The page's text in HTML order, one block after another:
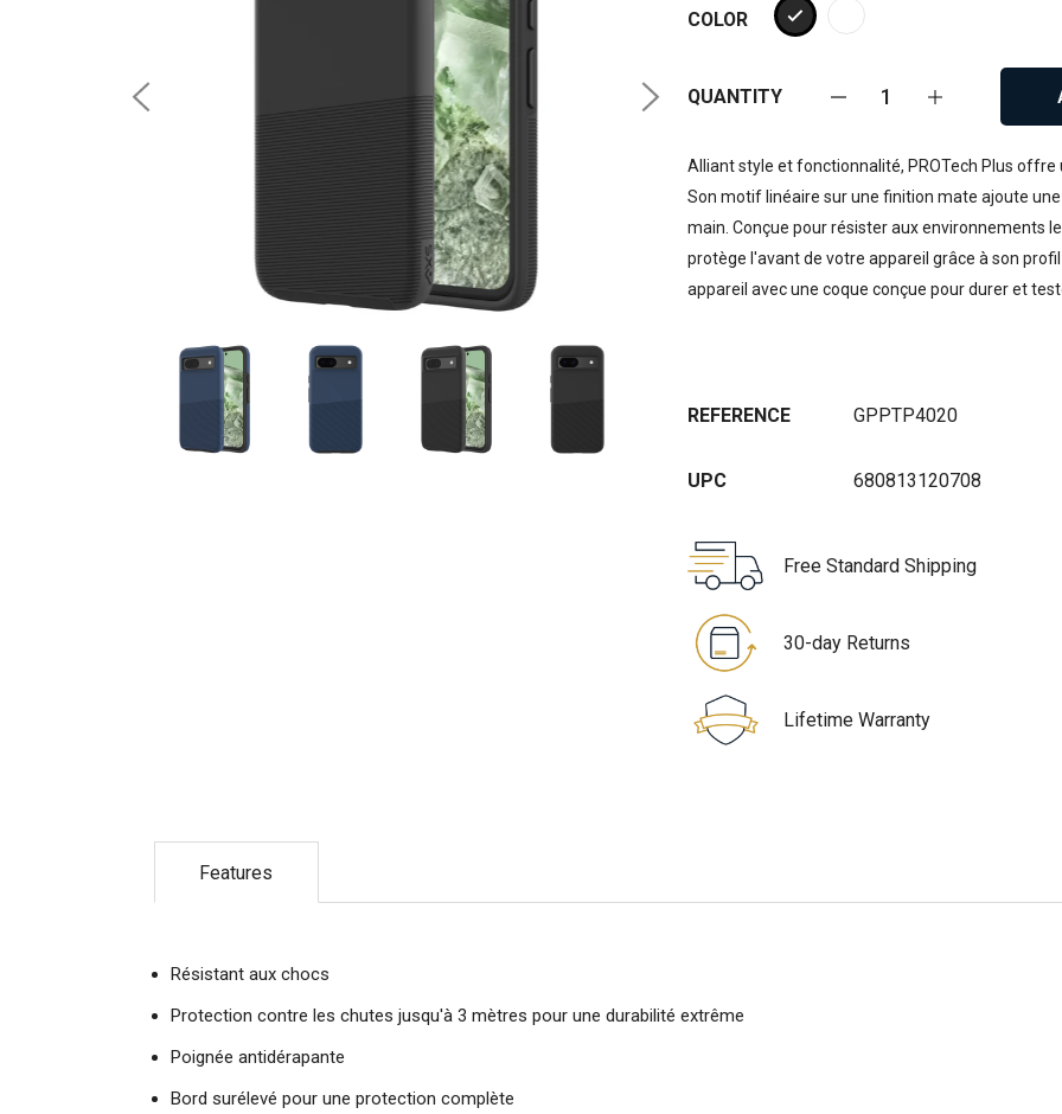
COLOR
QUANTITY
Alliant style et fonctionnalité, PROTech Plus
Son motif linéaire sur une finition mate ajoute
main. Conçue pour résister aux environnements
protège l'avant de votre appareil grâce à son
appareil avec une coque conçue pour durer et
REFERENCE GPPTP4020
UPC 680813120708
Free Standard Shipping
30-day Returns
Lifetime Warranty
Features
Résistant aux chocs
Protection contre les chutes jusqu'à 3 mètres pour une durabilité extrême
Poignée antidérapante
Bord surélevé pour une protection complète